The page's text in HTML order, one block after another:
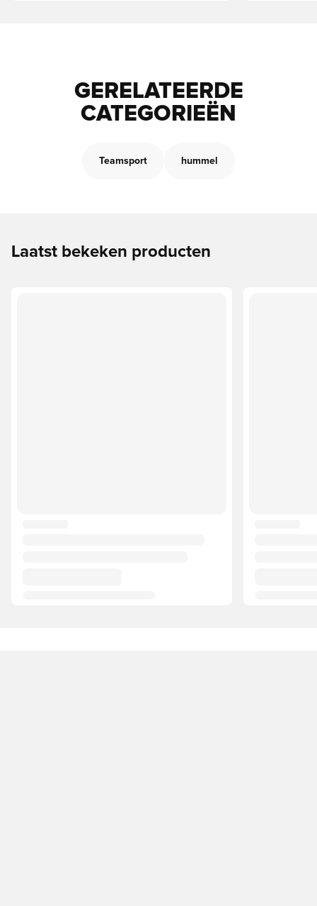
GERELATEERDE
CATEGORIEËN
Teamsport hummel
Laatst bekeken producten